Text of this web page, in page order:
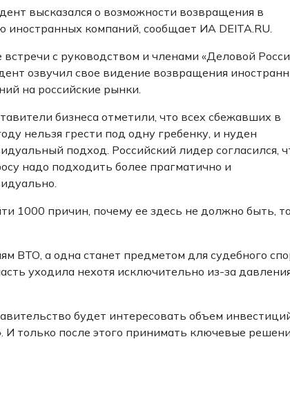
высказался о возможности возвращения в
иностранных компаний, сообщает ИА DEITA.RU.
встречи с руководством и членами «Деловой
озвучил свое видение возвращения
на российские рынки.
бизнеса отметили, что всех сбежавших в
нельзя грести под одну гребенку, и нуден
подход. Российский лидер согласился,
надо подходить более прагматично и
1000 причин, почему ее здесь не должно быть,
ВТО, а одна станет предметом для судебного
уходила нехотя исключительно из-за
будет интересовать объем
И только после этого принимать ключевые